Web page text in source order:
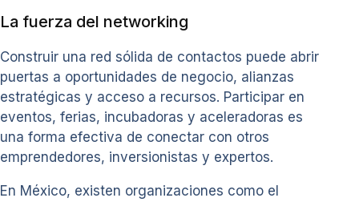
La fuerza del networking
Construir una red sólida de contactos puede abrir
puertas a oportunidades de negocio, alianzas
estratégicas y acceso a recursos. Participar en
eventos, ferias, incubadoras y aceleradoras es
una forma efectiva de conectar con otros
emprendedores, inversionistas y expertos.
En México, existen organizaciones como el